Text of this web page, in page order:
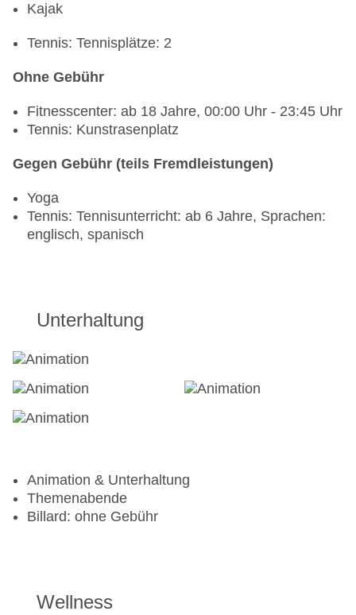
Kajak
Tennis: Tennisplätze: 2
Ohne Gebühr
Fitnesscenter: ab 18 Jahre, 00:00 Uhr - 23:45 Uhr
Tennis: Kunstrasenplatz
Gegen Gebühr (teils Fremdleistungen)
Yoga
Tennis: Tennisunterricht: ab 6 Jahre, Sprachen:
englisch, spanisch
Unterhaltung
Animation & Unterhaltung
Themenabende
Billard: ohne Gebühr
Wellness